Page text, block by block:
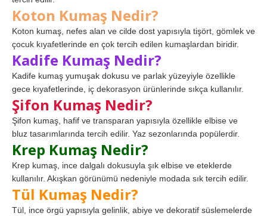
Koton Kumaş Nedir?
Koton kumaş, nefes alan ve cilde dost yapısıyla tişört, gömlek ve
çocuk kıyafetlerinde en çok tercih edilen kumaşlardan biridir.
Kadife Kumaş Nedir?
Kadife kumaş yumuşak dokusu ve parlak yüzeyiyle özellikle
gece kıyafetlerinde, iç dekorasyon ürünlerinde sıkça kullanılır.
Şifon Kumaş Nedir?
Şifon kumaş, hafif ve transparan yapısıyla özellikle elbise ve
bluz tasarımlarında tercih edilir. Yaz sezonlarında popülerdir.
Krep Kumaş Nedir?
Krep kumaş, ince dalgalı dokusuyla şık elbise ve eteklerde
kullanılır. Akışkan görünümü nedeniyle modada sık tercih edilir.
Tül Kumaş Nedir?
Tül, ince örgü yapısıyla gelinlik, abiye ve dekoratif süslemelerde